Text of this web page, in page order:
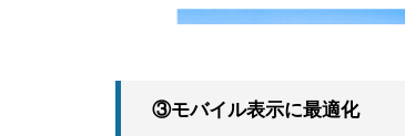
③モバイル表示に最適化